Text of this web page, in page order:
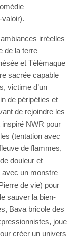
irréelles
de la terre
et Télémaque
sacrée capable
victime d’un
de péripéties et
de rejoindre les
inspiré NWR pour
(tentation avec
de flammes,
douleur et
avec un monstre
de vie) pour
sauver la bien-
Bava bricole des
joue
créer un univers